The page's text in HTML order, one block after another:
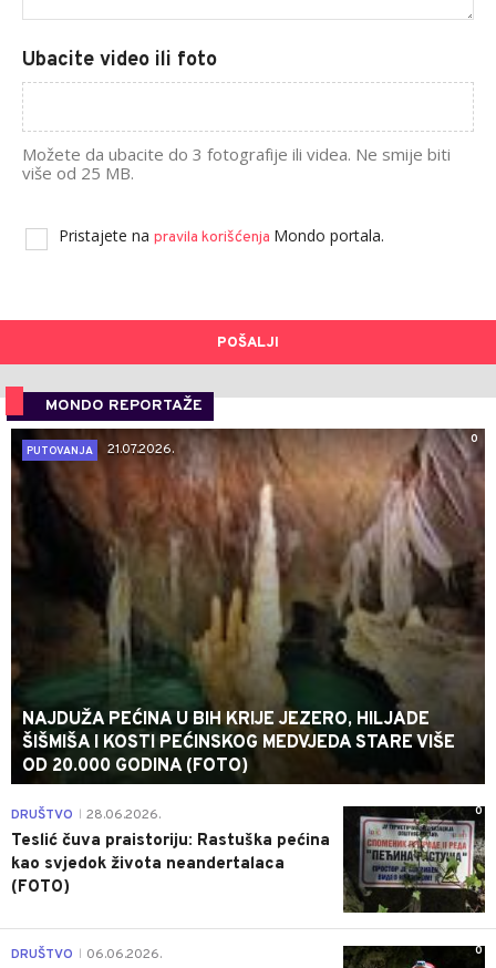
Ubacite video ili foto
Možete da ubacite do 3 fotografije ili videa. Ne smije biti
više od 25 MB.
Pristajete na pravila korišćenja Mondo portala.
POŠALJI
MONDO REPORTAŽE
0
PUTOVANJA
21.07.2026.
NAJDUŽA PEĆINA U BIH KRIJE JEZERO, HILJADE
ŠIŠMIŠA I KOSTI PEĆINSKOG MEDVJEDA STARE VIŠE
OD 20.000 GODINA (FOTO)
0
DRUŠTVO 28.06.2026.
Teslić čuva praistoriju: Rastuška pećina
kao svjedok života neandertalaca
(FOTO)
0
DRUŠTVO 06.06.2026.